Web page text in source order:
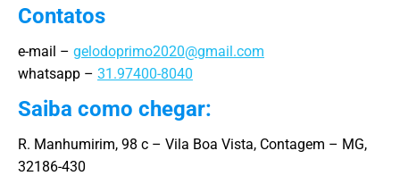
Contatos
e-mail – gelodoprimo2020@gmail.com
whatsapp – 31.97400-8040
Saiba como chegar:
R. Manhumirim, 98 c – Vila Boa Vista, Contagem – MG,
32186-430